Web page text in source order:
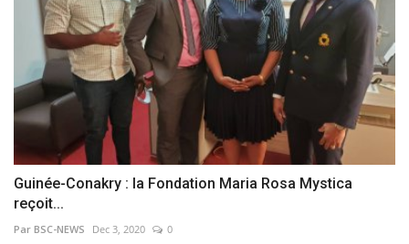
Guinée-Conakry : la Fondation Maria Rosa Mystica
reçoit...
Par BSC-NEWS Dec 3, 2020 0